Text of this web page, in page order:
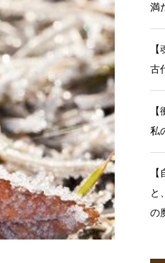
満
古
私
と
の